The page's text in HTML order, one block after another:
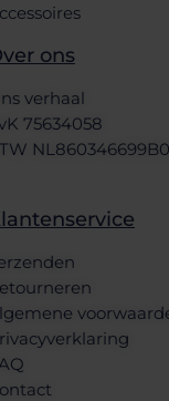
ons
verhaal
75634058